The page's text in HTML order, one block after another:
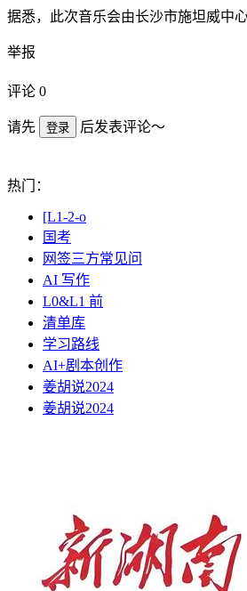
据悉，此次音乐会由长沙市施坦威中
举报
评论 0
请先 登录 后发表评论～
热门：
[L1-2-o
国考
网签三方常见问
AI 写作
L0&L1 前
清单库
学习路线
AI+剧本创作
姜胡说2024
姜胡说2024